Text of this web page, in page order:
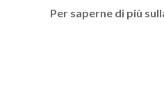
Per saperne di più